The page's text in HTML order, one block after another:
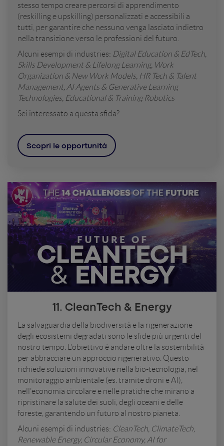
stesso tempo creare percorsi di apprendimento
(reskilling e upskilling) personalizzati e accessibili a
tutti, per garantire che nessuno venga lasciato indietro
nella transizione verso le professioni del futuro.
Alcuni esempi di industries: Digital Education & EdTech,
Skills Development & Lifelong Learning, Work
Organization & New Work Models, HR Tech & Talent
Management, AI Agents & Generative Learning
Technologies, Educational & Training Robotics
Sei interessato a questa sfida?
Scopri le opportunità
11. CleanTech & Energy
La salvaguardia della biodiversità e la rigenerazione
degli ecosistemi degradati sono le sfide più urgenti del
nostro tempo. L'obiettivo è andare oltre la sostenibilità
per abbracciare un approccio rigenerativo. Questo
richiede soluzioni innovative nella bio-tecnologia, nel
monitoraggio ambientale (es. tramite droni e AI),
nell'economia circolare e nelle pratiche che mirano a
ripristinare la salute dei suoli, degli oceani e delle
foreste, garantendo un futuro al nostro pianeta.
Alcuni esempi di industries: CleanTech, ClimateTech,
Renewable Energy, Circular Economy, AI for